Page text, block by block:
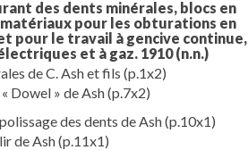
des dents minérales, blocs en
pour les obturations en
pour le travail à gencive
et à gaz. 1910(n.n.)
de C. Ash et fils (p.1x2)
Dowel » de Ash(p.7x2)
des dents de Ash(p.10x1)
de Ash(p.11x1)